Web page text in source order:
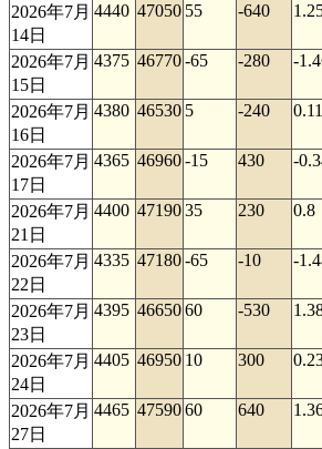
2026年7月
14日
4440 47050 55 -640
2026年7月
15日
4375 46770-65 -280 -
2026年7月
16日
4380 46530 5 -240 0.11
2026年7月
17日
4365 46960-15 430 -
2026年7月
21日
4400 4719035 230 0.8
2026年7月
22日
4335 47180-65 -10 -
2026年7月
23日
4395 4665060 -530
2026年7月
24日
4405 46950 10 300
2026年7月
27日
4465 4759060 640